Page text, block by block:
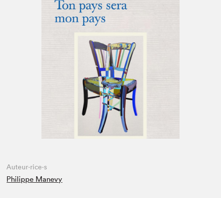
Espace enseignant·e·s
Espace pro
Auteur·rice·s
Philippe Manevy